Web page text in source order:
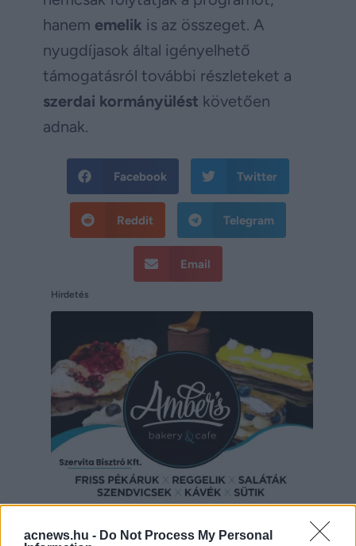
acnews.hu - Do Not Process My Personal
hanem emelik is az összeget. A
nyugdíjasok által igényelhető
támogatásról további részleteket a
szerdai kormányülést követően
adnak.
Facebook Twitter
Reddit Telegram
Email
Hirdetés
Hirdetés